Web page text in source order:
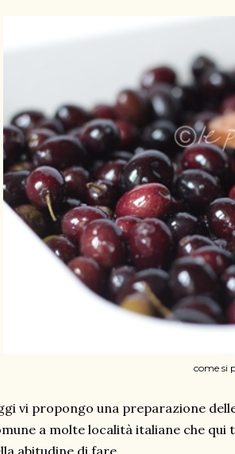
come si
vi propongo una preparazione
a molte località italiane che
abitudine di fare.